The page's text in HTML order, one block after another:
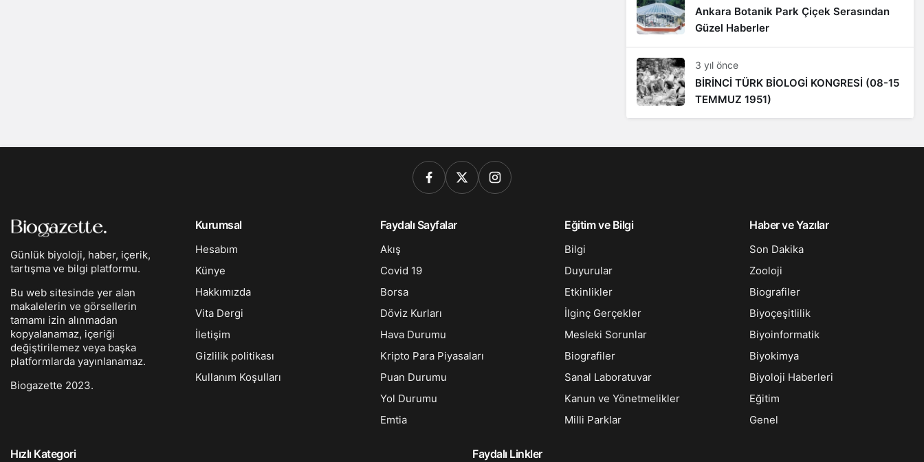
Ankara Botanik Park Çiçek Serasından
Güzel Haberler
3 yıl önce
BİRİNCİ TÜRK BİOLOGİ KONGRESİ (08-15
TEMMUZ 1951)
Günlük biyoloji, haber, içerik,
tartışma ve bilgi platformu.
Bu web sitesinde yer alan
makalelerin ve görsellerin
tamamı izin alınmadan
kopyalanamaz, içeriği
değiştirilemez veya başka
platformlarda yayınlanamaz.
Biogazette 2023.
Kurumsal
Hesabım
Künye
Hakkımızda
Vita Dergi
İletişim
Gizlilik politikası
Kullanım Koşulları
Faydalı Sayfalar
Akış
Covid 19
Borsa
Döviz Kurları
Hava Durumu
Kripto Para Piyasaları
Puan Durumu
Yol Durumu
Emtia
Eğitim ve Bilgi
Bilgi
Duyurular
Etkinlikler
İlginç Gerçekler
Mesleki Sorunlar
Biografiler
Sanal Laboratuvar
Kanun ve Yönetmelikler
Milli Parklar
Haber ve Yazılar
Son Dakika
Zooloji
Biografiler
Biyoçeşitlilik
Biyoinformatik
Biyokimya
Biyoloji Haberleri
Eğitim
Genel
Hızlı Kategori Faydalı Linkler